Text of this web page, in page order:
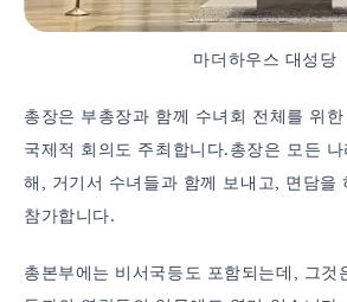
마더하우스 대성당
총장은 부총장과 함께 수녀회 전체를 위
국제적 회의도 주최합니다.총장은 모든
해, 거기서 수녀들과 함께 보내고, 면담을
참가합니다.
총본부에는 비서국등도 포함되는데, 그것